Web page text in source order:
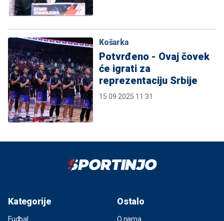
Košarka
Potvrđeno - Ovaj čovek
će igrati za
reprezentaciju Srbije
15.09.2025 11:31
Kategorije
Fudbal
Ostalo
O nama